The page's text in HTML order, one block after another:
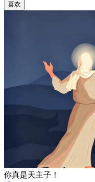
喜欢
你真是天主子！